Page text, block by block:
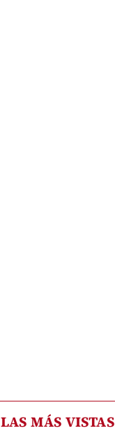
LAS MÁS VISTAS